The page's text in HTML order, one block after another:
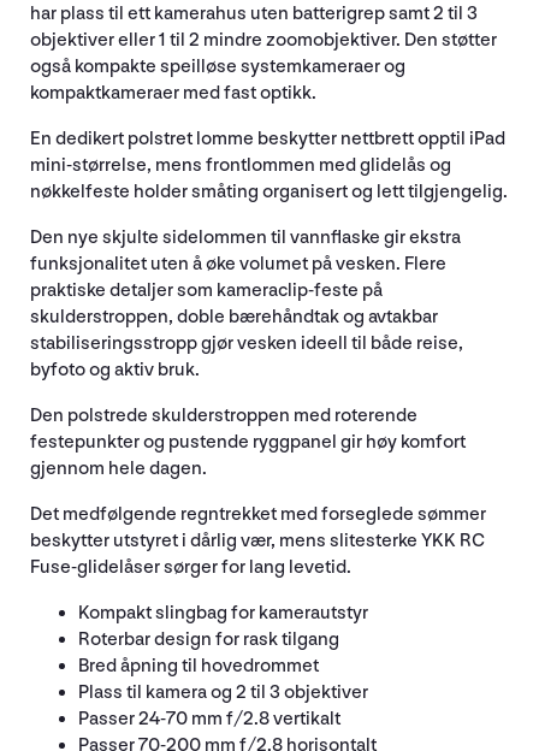
har plass til ett kamerahus uten batterigrep samt 2 til 3
objektiver eller 1 til 2 mindre zoomobjektiver. Den støtter
også kompakte speilløse systemkameraer og
kompaktkameraer med fast optikk.
En dedikert polstret lomme beskytter nettbrett opptil iPad
mini-størrelse, mens frontlommen med glidelås og
nøkkelfeste holder småting organisert og lett tilgjengelig.
Den nye skjulte sidelommen til vannflaske gir ekstra
funksjonalitet uten å øke volumet på vesken. Flere
praktiske detaljer som kameraclip-feste på
skulderstroppen, doble bærehåndtak og avtakbar
stabiliseringsstropp gjør vesken ideell til både reise,
byfoto og aktiv bruk.
Den polstrede skulderstroppen med roterende
festepunkter og pustende ryggpanel gir høy komfort
gjennom hele dagen.
Det medfølgende regntrekket med forseglede sømmer
beskytter utstyret i dårlig vær, mens slitesterke YKK RC
Fuse-glidelåser sørger for lang levetid.
Kompakt slingbag for kamerautstyr
Roterbar design for rask tilgang
Bred åpning til hovedrommet
Plass til kamera og 2 til 3 objektiver
Passer 24-70 mm f/2.8 vertikalt
Passer 70-200 mm f/2.8 horisontalt